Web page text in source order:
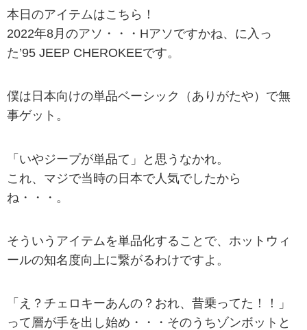
本日のアイテムはこちら！
2022年8月のアソ・・・Hアソですかね、に入っ
た’95 JEEP CHEROKEEです。
僕は日本向けの単品ベーシック（ありがたや）で無
事ゲット。
「いやジープが単品て」と思うなかれ。
これ、マジで当時の日本で人気でしたから
ね・・・。
そういうアイテムを単品化することで、ホットウィ
ールの知名度向上に繋がるわけですよ。
「え？チェロキーあんの？おれ、昔乗ってた！！」
って層が手を出し始め・・・そのうちゾンボットと